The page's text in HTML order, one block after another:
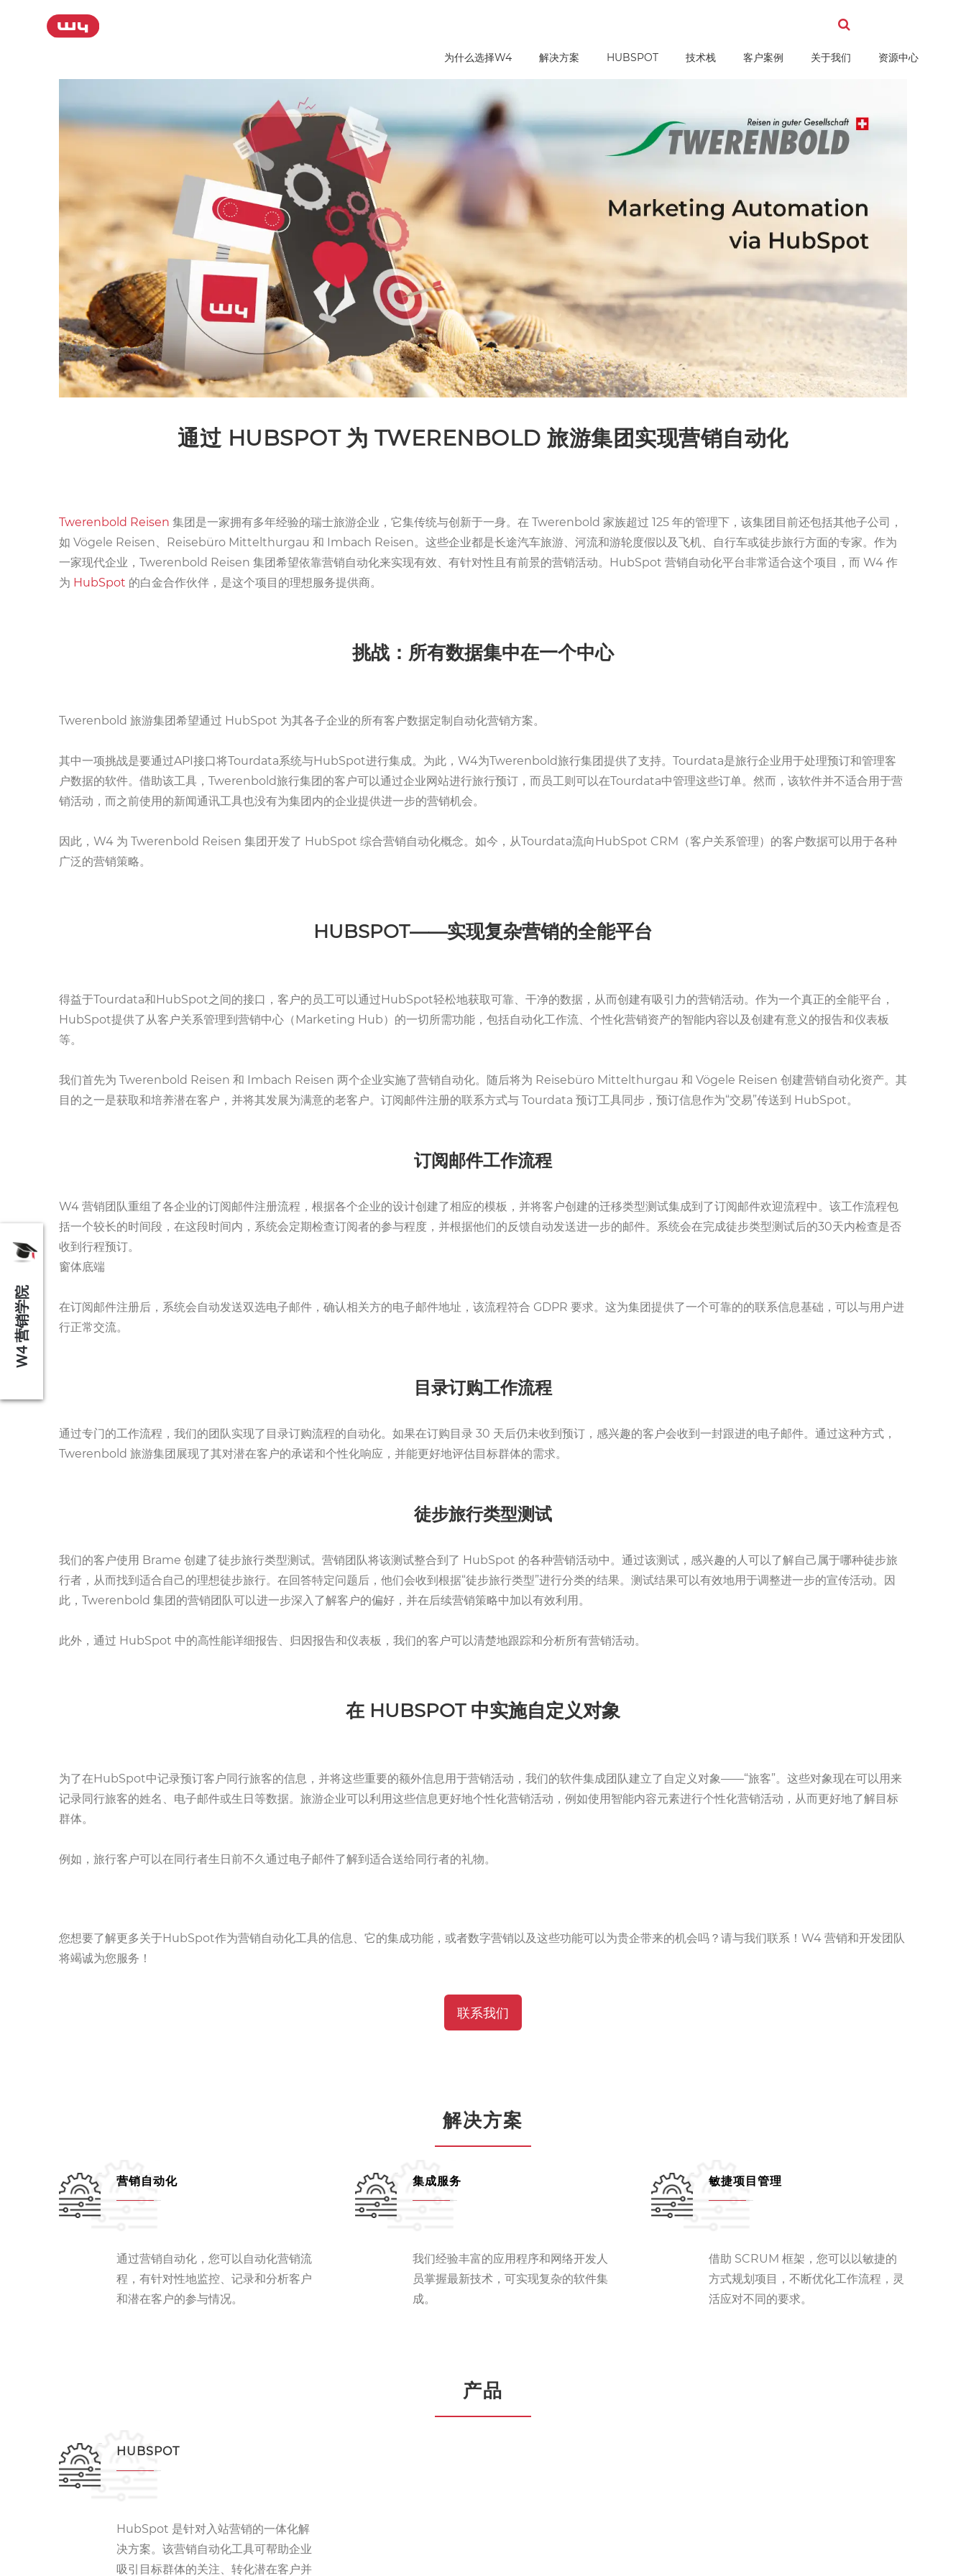
为什么选择W4 解决方案 HUBSPOT 技术栈 客户案例 关于我们 资源中心
W4 营销学院
通过 HUBSPOT 为 TWERENBOLD 旅游集团实现营销自动化
Twerenbold Reisen 集团是一家拥有多年经验的瑞士旅游企业，它集传统与创新于一身。在 Twerenbold 家族超过 125 年的管理下，该集团目前还包括其他子公司，
如 Vögele Reisen、Reisebüro Mittelthurgau 和 Imbach Reisen。这些企业都是长途汽车旅游、河流和游轮度假以及飞机、自行车或徒步旅行方面的专家。作为
一家现代企业，Twerenbold Reisen 集团希望依靠营销自动化来实现有效、有针对性且有前景的营销活动。HubSpot 营销自动化平台非常适合这个项目，而 W4 作
为 HubSpot 的白金合作伙伴，是这个项目的理想服务提供商。
挑战：所有数据集中在一个中心
Twerenbold 旅游集团希望通过 HubSpot 为其各子企业的所有客户数据定制自动化营销方案。
其中一项挑战是要通过API接口将Tourdata系统与HubSpot进行集成。为此，W4为Twerenbold旅行集团提供了支持。Tourdata是旅行企业用于处理预订和管理客
户数据的软件。借助该工具，Twerenbold旅行集团的客户可以通过企业网站进行旅行预订，而员工则可以在Tourdata中管理这些订单。然而，该软件并不适合用于营
销活动，而之前使用的新闻通讯工具也没有为集团内的企业提供进一步的营销机会。
因此，W4 为 Twerenbold Reisen 集团开发了 HubSpot 综合营销自动化概念。如今，从Tourdata流向HubSpot CRM（客户关系管理）的客户数据可以用于各种
广泛的营销策略。
HUBSPOT——实现复杂营销的全能平台
得益于Tourdata和HubSpot之间的接口，客户的员工可以通过HubSpot轻松地获取可靠、干净的数据，从而创建有吸引力的营销活动。作为一个真正的全能平台，
HubSpot提供了从客户关系管理到营销中心（Marketing Hub）的一切所需功能，包括自动化工作流、个性化营销资产的智能内容以及创建有意义的报告和仪表板
等。
我们首先为 Twerenbold Reisen 和 Imbach Reisen 两个企业实施了营销自动化。随后将为 Reisebüro Mittelthurgau 和 Vögele Reisen 创建营销自动化资产。其
目的之一是获取和培养潜在客户，并将其发展为满意的老客户。订阅邮件注册的联系方式与 Tourdata 预订工具同步，预订信息作为“交易”传送到 HubSpot。
订阅邮件工作流程
W4 营销团队重组了各企业的订阅邮件注册流程，根据各个企业的设计创建了相应的模板，并将客户创建的迁移类型测试集成到了订阅邮件欢迎流程中。该工作流程包
括一个较长的时间段，在这段时间内，系统会定期检查订阅者的参与程度，并根据他们的反馈自动发送进一步的邮件。系统会在完成徒步类型测试后的30天内检查是否
收到行程预订。
窗体底端
在订阅邮件注册后，系统会自动发送双选电子邮件，确认相关方的电子邮件地址，该流程符合 GDPR 要求。这为集团提供了一个可靠的的联系信息基础，可以与用户进
行正常交流。
目录订购工作流程
通过专门的工作流程，我们的团队实现了目录订购流程的自动化。如果在订购目录 30 天后仍未收到预订，感兴趣的客户会收到一封跟进的电子邮件。通过这种方式，
Twerenbold 旅游集团展现了其对潜在客户的承诺和个性化响应，并能更好地评估目标群体的需求。
徒步旅行类型测试
我们的客户使用 Brame 创建了徒步旅行类型测试。营销团队将该测试整合到了 HubSpot 的各种营销活动中。通过该测试，感兴趣的人可以了解自己属于哪种徒步旅
行者，从而找到适合自己的理想徒步旅行。在回答特定问题后，他们会收到根据“徒步旅行类型”进行分类的结果。测试结果可以有效地用于调整进一步的宣传活动。因
此，Twerenbold 集团的营销团队可以进一步深入了解客户的偏好，并在后续营销策略中加以有效利用。
此外，通过 HubSpot 中的高性能详细报告、归因报告和仪表板，我们的客户可以清楚地跟踪和分析所有营销活动。
在 HUBSPOT 中实施自定义对象
为了在HubSpot中记录预订客户同行旅客的信息，并将这些重要的额外信息用于营销活动，我们的软件集成团队建立了自定义对象——“旅客”。这些对象现在可以用来
记录同行旅客的姓名、电子邮件或生日等数据。旅游企业可以利用这些信息更好地个性化营销活动，例如使用智能内容元素进行个性化营销活动，从而更好地了解目标
群体。
例如，旅行客户可以在同行者生日前不久通过电子邮件了解到适合送给同行者的礼物。
您想要了解更多关于HubSpot作为营销自动化工具的信息、它的集成功能，或者数字营销以及这些功能可以为贵企带来的机会吗？请与我们联系！W4 营销和开发团队
将竭诚为您服务！
联系我们
解决方案
营销自动化
通过营销自动化，您可以自动化营销流
程，有针对性地监控、记录和分析客户
和潜在客户的参与情况。
集成服务
我们经验丰富的应用程序和网络开发人
员掌握最新技术，可实现复杂的软件集
成。
敏捷项目管理
借助 SCRUM 框架，您可以以敏捷的
方式规划项目，不断优化工作流程，灵
活应对不同的要求。
产品
HUBSPOT
HubSpot 是针对入站营销的一体化解
决方案。该营销自动化工具可帮助企业
吸引目标群体的关注、转化潜在客户并